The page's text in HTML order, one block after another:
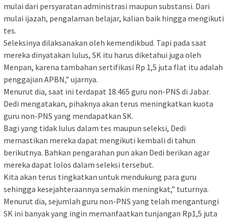
mulai dari persyaratan administrasi maupun substansi. Dari
mulai ijazah, pengalaman belajar, kalian baik hingga mengikuti
tes.
Seleksinya dilaksanakan oleh kemendikbud. Tapi pada saat
mereka dinyatakan lulus, SK itu harus diketahui juga oleh
Menpan, karena tambahan sertifikasi Rp 1,5 juta flat itu adalah
penggajian APBN,” ujarnya.
Menurut dia, saat ini terdapat 18.465 guru non-PNS di Jabar.
Dedi mengatakan, pihaknya akan terus meningkatkan kuota
guru non-PNS yang mendapatkan SK.
Bagi yang tidak lulus dalam tes maupun seleksi, Dedi
memastikan mereka dapat mengikuti kembali di tahun
berikutnya. Bahkan pengarahan pun akan Dedi berikan agar
mereka dapat lolos dalam seleksi tersebut.
Kita akan terus tingkatkan untuk mendukung para guru
sehingga kesejahteraannya semakin meningkat,” tuturnya.
Menurut dia, sejumlah guru non-PNS yang telah mengantungi
SK ini banyak yang ingin memanfaatkan tunjangan Rp1,5 juta